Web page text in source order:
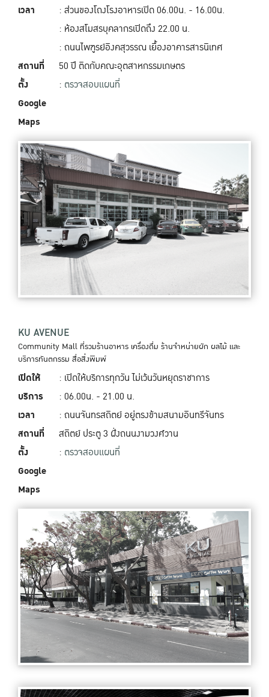
เวลา
สถานที่
ตั้ง
Google
Maps
: ส่วนของโถงโรงอาหารเปิด 06.00น. - 16.00น.
: ห้องสโมสรบุคลากรเปิดถึง 22.00 น.
: ถนนไพฑูรย์อิงคสุวรรณ เยื้องอาคารสารนิเทศ
50 ปี ติดกับคณะอุตสาหกรรมเกษตร
: ตรวจสอบแผนที่
KU AVENUE
Community Mall ที่รวมร้านอาหาร เครื่องดื่ม ร้านจำหน่ายผัก ผลไม้ และ
บริการทันตกรรม สื่อสิ่งพิมพ์
เปิดให้
บริการ
เวลา
สถานที่
ตั้ง
Google
Maps
: เปิดให้บริการทุกวัน ไม่เว้นวันหยุดราชาการ
: 06.00น. - 21.00 น.
: ถนนจันทรสถิตย์ อยู่ตรงข้ามสนามอินทรีจันทร
สถิตย์ ประตู 3 ฝั่งถนนงามวงศ์วาน
: ตรวจสอบแผนที่